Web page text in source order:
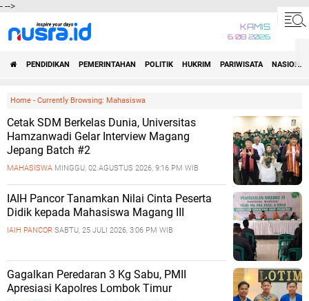
--->
KAMIS
6 08 2026
PENDIDIKAN PEMERINTAHAN POLITIK HUKRIM PARIWISATA NASIONAL
Home - Currently Browsing: Mahasiswa
Cetak SDM Berkelas Dunia, Universitas
Hamzanwadi Gelar Interview Magang
Jepang Batch #2
MAHASISWA MINGGU, 02 AGUSTUS 2026, 9:16 PM WIB
IAIH Pancor Tanamkan Nilai Cinta Peserta
Didik kepada Mahasiswa Magang III
IAIH PANCOR SABTU, 25 JULI 2026, 3:06 PM WIB
Gagalkan Peredaran 3 Kg Sabu, PMII
Apresiasi Kapolres Lombok Timur